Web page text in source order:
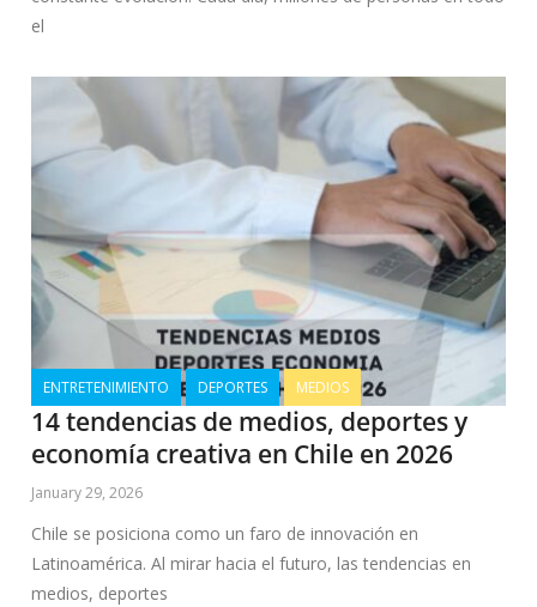
el
ENTRETENIMIENTO DEPORTES MEDIOS
14 tendencias de medios, deportes y
economía creativa en Chile en 2026
January 29, 2026
Chile se posiciona como un faro de innovación en
Latinoamérica. Al mirar hacia el futuro, las tendencias en
medios, deportes